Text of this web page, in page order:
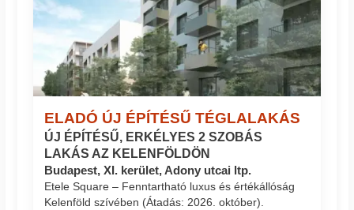
ELADÓ ÚJ ÉPÍTÉSŰ TÉGLALAKÁS
ÚJ ÉPÍTÉSŰ, ERKÉLYES 2 SZOBÁS
LAKÁS AZ KELENFÖLDÖN
Budapest, XI. kerület, Adony utcai ltp.
Etele Square – Fenntartható luxus és értékállóság
Kelenföld szívében (Átadás: 2026. október).